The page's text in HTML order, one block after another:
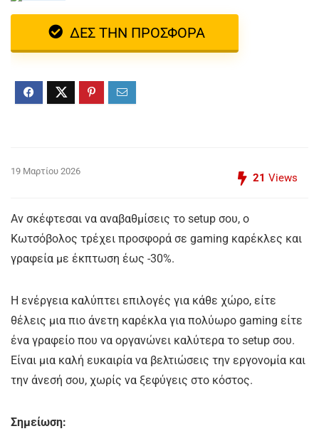
ΔΕΣ ΤΗΝ ΠΡΟΣΦΟΡΑ
19 Μαρτίου 2026
21 Views
Αν σκέφτεσαι να αναβαθμίσεις το setup σου, ο
Κωτσόβολος τρέχει προσφορά σε gaming καρέκλες και
γραφεία με έκπτωση έως -30%.
Η ενέργεια καλύπτει επιλογές για κάθε χώρο, είτε
θέλεις μια πιο άνετη καρέκλα για πολύωρο gaming είτε
ένα γραφείο που να οργανώνει καλύτερα το setup σου.
Είναι μια καλή ευκαιρία να βελτιώσεις την εργονομία και
την άνεσή σου, χωρίς να ξεφύγεις στο κόστος.
Σημείωση: